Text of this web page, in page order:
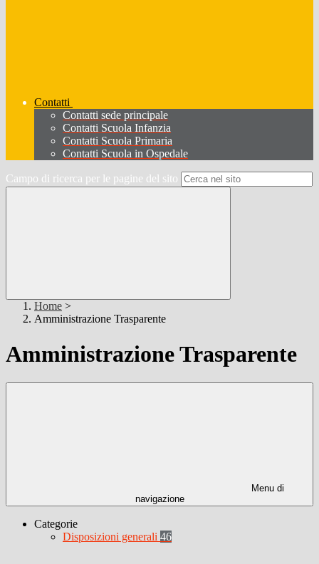
Contatti
Contatti sede principale
Contatti Scuola Infanzia
Contatti Scuola Primaria
Contatti Scuola in Ospedale
Campo di ricerca per le pagine del sito
Home >
Amministrazione Trasparente
Amministrazione Trasparente
Menu di
navigazione
Categorie
Disposizioni generali 46